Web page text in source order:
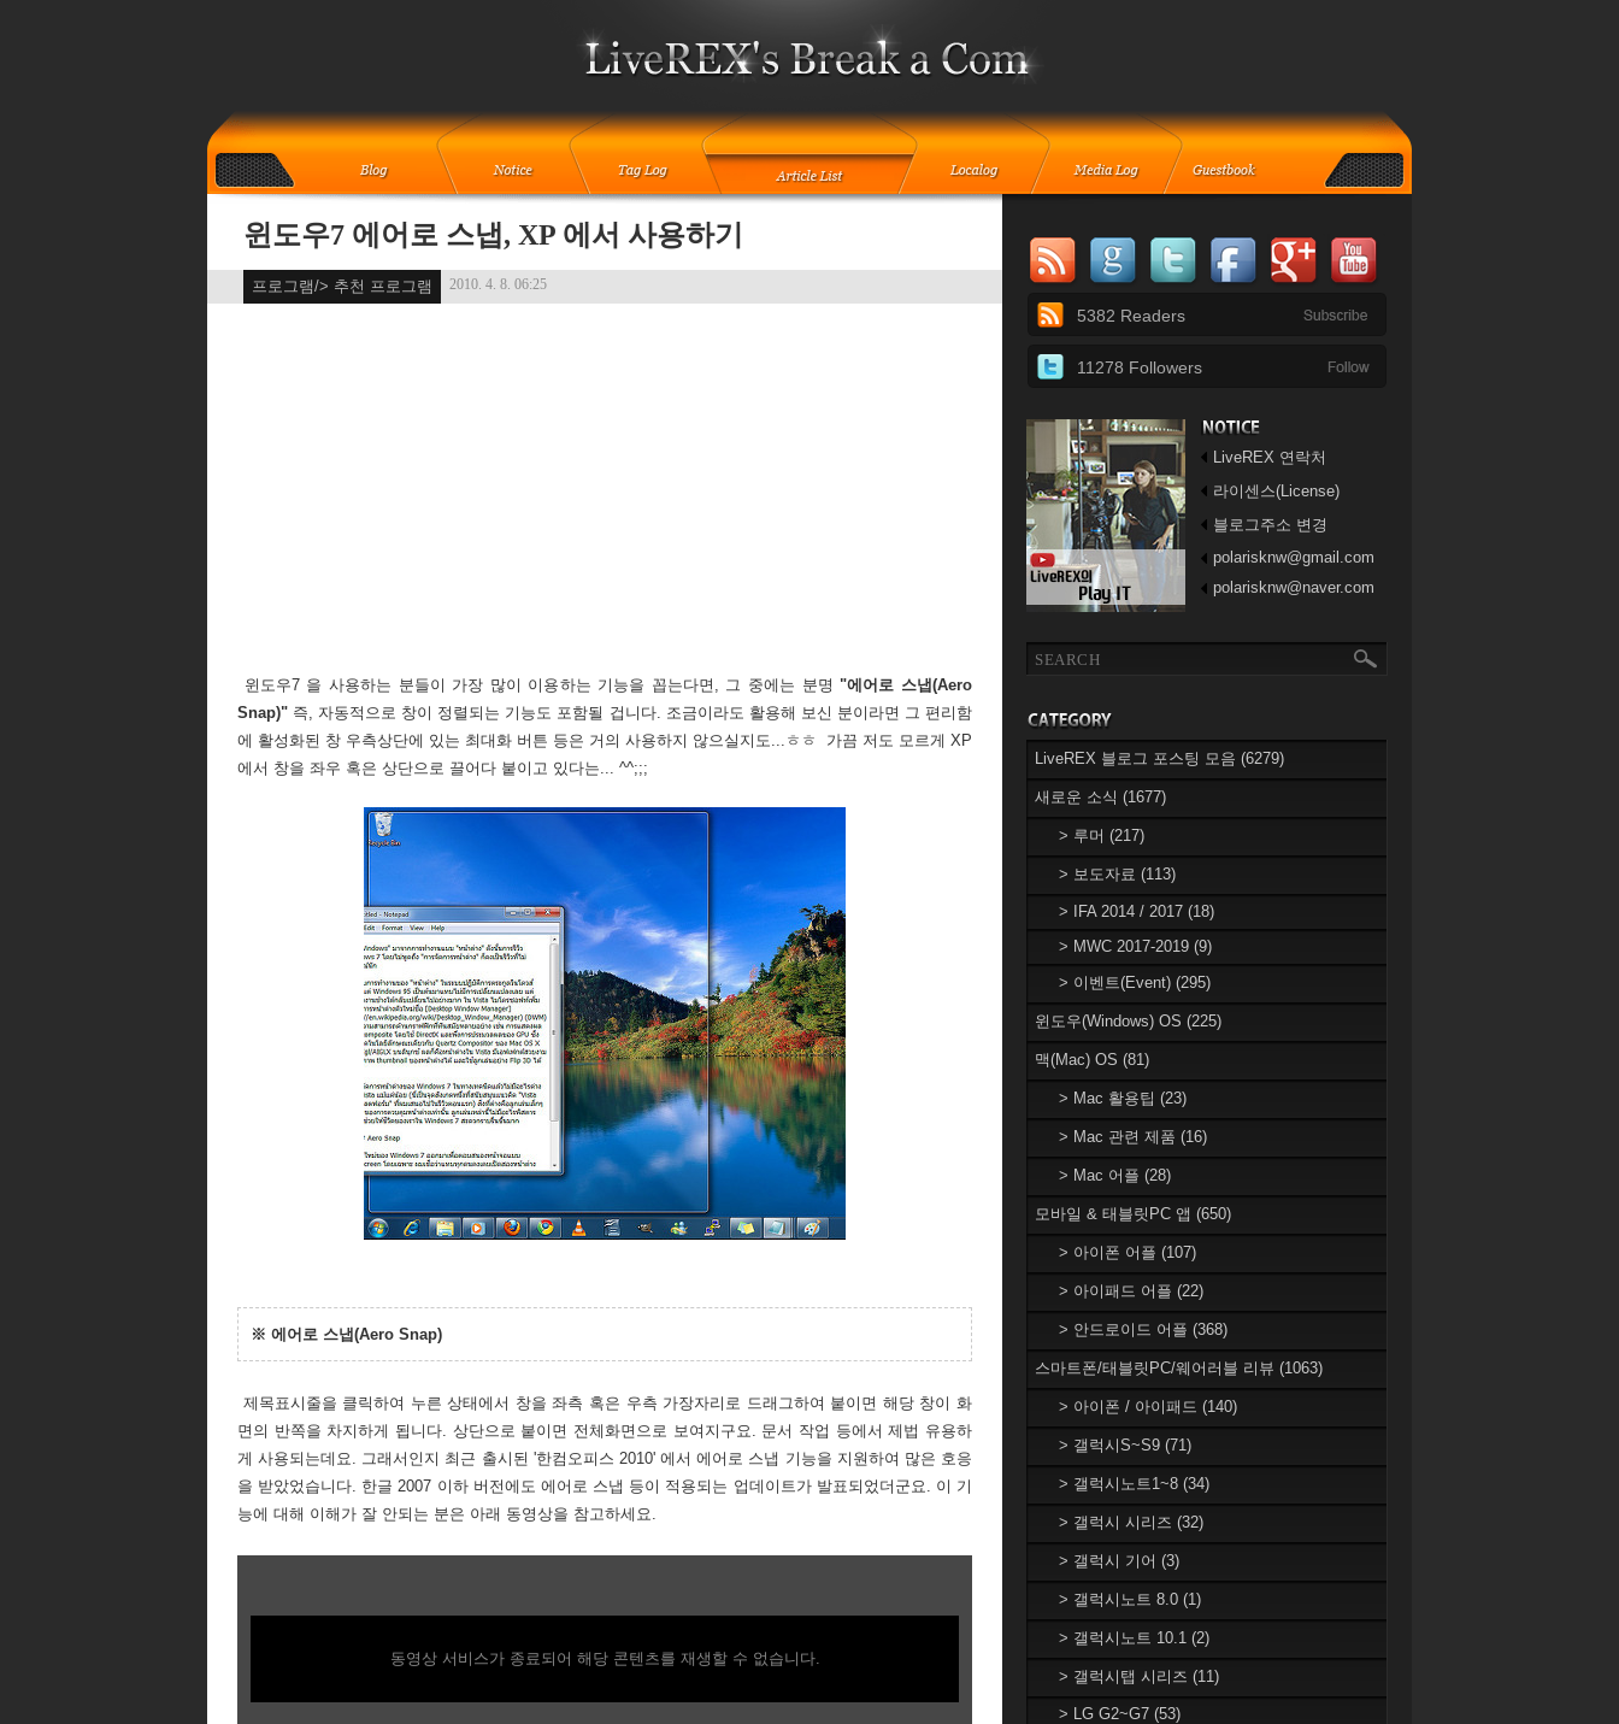
윈도우7 에어로 스냅, XP 에서 사용하기
프로그램/> 추천 프로그램 2010. 4. 8. 06:25
윈도우7 을 사용하는 분들이 가장 많이 이용하는 기능을 꼽는다면, 그 중에는 분명"에어로 스냅(Aero
Snap)" 즉, 자동적으로 창이 정렬되는 기능도 포함될 겁니다. 조금이라도 활용해 보신 분이라면 그 편리함
에 활성화된 창 우측상단에 있는 최대화 버튼 등은 거의 사용하지 않으실지도...ㅎㅎ 가끔 저도 모르게 XP
에서 창을 좌우 혹은 상단으로 끌어다 붙이고 있다는... ^^;;;
※ 에어로 스냅(Aero Snap)
제목표시줄을 클릭하여 누른 상태에서 창을 좌측 혹은 우측 가장자리로 드래그하여 붙이면 해당 창이 화
면의 반쪽을 차지하게 됩니다. 상단으로 붙이면 전체화면으로 보여지구요. 문서 작업 등에서 제법 유용하
게 사용되는데요. 그래서인지 최근 출시된 '한컴오피스 2010' 에서 에어로 스냅 기능을 지원하여 많은 호응
을 받았었습니다. 한글 2007 이하 버전에도 에어로 스냅 등이 적용되는 업데이트가 발표되었더군요. 이 기
능에 대해 이해가 잘 안되는 분은 아래 동영상을 참고하세요.
동영상 서비스가 종료되어 해당 콘텐츠를 재생할 수 없습니다.
5382 Readers
11278 Followers
LiveREX 연락처
라이센스(License)
블로그주소 변경
polarisknw@gmail.com
polarisknw@naver.com
LiveREX 블로그 포스팅 모음 (6279)
새로운 소식 (1677)
> 루머 (217)
> 보도자료 (113)
> IFA 2014 / 2017 (18)
> MWC 2017-2019 (9)
> 이벤트(Event) (295)
윈도우(Windows) OS (225)
맥(Mac) OS (81)
> Mac 활용팁 (23)
> Mac 관련 제품 (16)
> Mac 어플 (28)
모바일 & 태블릿PC 앱 (650)
> 아이폰 어플 (107)
> 아이패드 어플 (22)
> 안드로이드 어플 (368)
스마트폰/태블릿PC/웨어러블 리뷰 (1063)
> 아이폰 / 아이패드 (140)
> 갤럭시S~S9 (71)
> 갤럭시노트1~8 (34)
> 갤럭시 시리즈 (32)
> 갤럭시 기어 (3)
> 갤럭시노트 8.0 (1)
> 갤럭시노트 10.1 (2)
> 갤럭시탭 시리즈 (11)
> LG G2~G7 (53)